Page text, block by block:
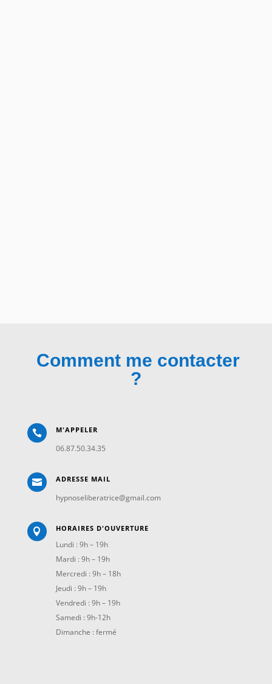
Comment me contacter
?
 M'APPELER
06.87.50.34.35
 ADRESSE MAIL
hypnoseliberatrice@gmail.com
 HORAIRES D'OUVERTURE
Lundi : 9h – 19h
Mardi : 9h – 19h
Mercredi : 9h – 18h
Jeudi : 9h – 19h
Vendredi : 9h – 19h
Samedi : 9h-12h
Dimanche : fermé